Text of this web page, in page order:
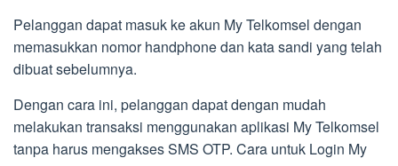
Pelanggan dapat masuk ke akun My Telkomsel dengan
memasukkan nomor handphone dan kata sandi yang telah
dibuat sebelumnya.
Dengan cara ini, pelanggan dapat dengan mudah
melakukan transaksi menggunakan aplikasi My Telkomsel
tanpa harus mengakses SMS OTP. Cara untuk Login My